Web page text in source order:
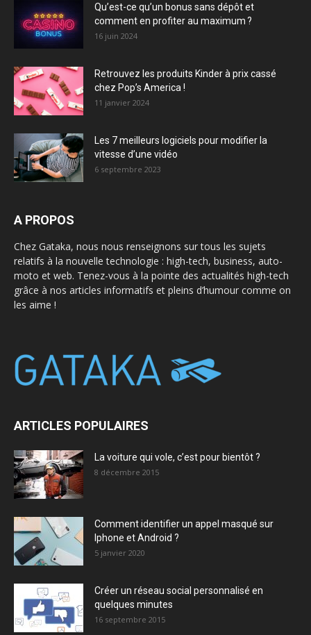
Qu’est-ce qu’un bonus sans dépôt et
comment en profiter au maximum ?
16 juin 2024
Retrouvez les produits Kinder à prix cassé
chez Pop’s America !
11 janvier 2024
Les 7 meilleurs logiciels pour modifier la
vitesse d’une vidéo
6 septembre 2023
A PROPOS
Chez Gataka, nous nous renseignons sur tous les sujets
relatifs à la nouvelle technologie : high-tech, business, auto-
moto et web. Tenez-vous à la pointe des actualités high-tech
grâce à nos articles informatifs et pleins d’humour comme on
les aime !
ARTICLES POPULAIRES
La voiture qui vole, c’est pour bientôt ?
8 décembre 2015
Comment identifier un appel masqué sur
Iphone et Android ?
5 janvier 2020
Créer un réseau social personnalisé en
quelques minutes
16 septembre 2015